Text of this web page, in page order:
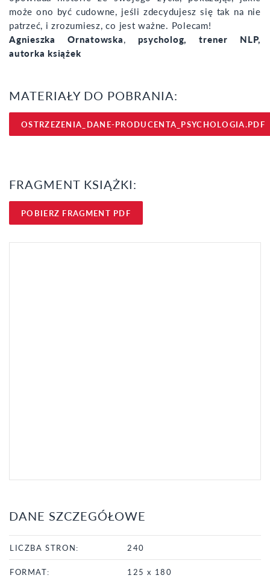
może ono być cudowne, jeśli zdecydujesz się tak na nie
patrzeć, i zrozumiesz, co jest ważne. Polecam!
Agnieszka Ornatowska, psycholog, trener NLP,
autorka książek
MATERIAŁY DO POBRANIA:
OSTRZEZENIA_DANE-PRODUCENTA_PSYCHOLOGIA.PDF
FRAGMENT KSIĄŻKI:
POBIERZ FRAGMENT PDF
DANE SZCZEGÓŁOWE
LICZBA STRON: 240
FORMAT: 125 x 180